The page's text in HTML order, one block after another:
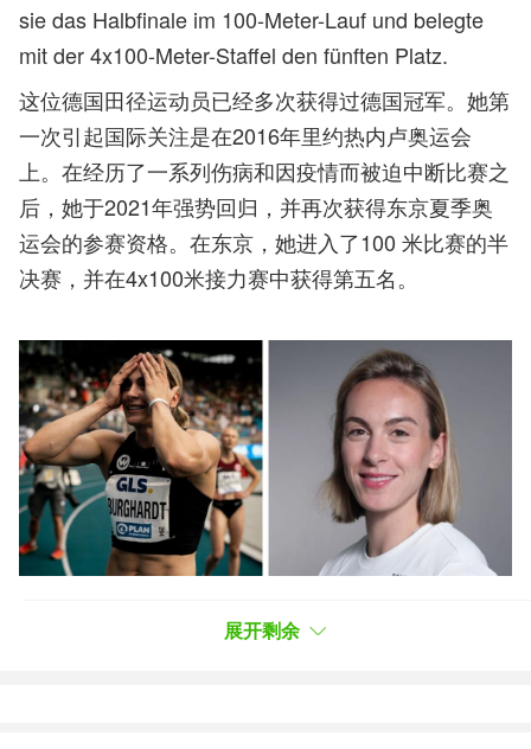
sie das Halbfinale im 100-Meter-Lauf und belegte
mit der 4x100-Meter-Staffel den fünften Platz.
这位德国田径运动员已经多次获得过德国冠军。她第
一次引起国际关注是在2016年里约热内卢奥运会
上。在经历了一系列伤病和因疫情而被迫中断比赛之
后，她于2021年强势回归，并再次获得东京夏季奥
运会的参赛资格。在东京，她进入了100 米比赛的半
决赛，并在4x100米接力赛中获得第五名。
展开剩余